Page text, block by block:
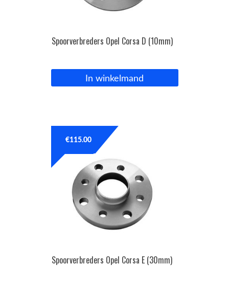
Spoorverbreders Opel Corsa D (10mm)
In winkelmand
Spoorverbreders Opel Corsa E (30mm)
€115.00